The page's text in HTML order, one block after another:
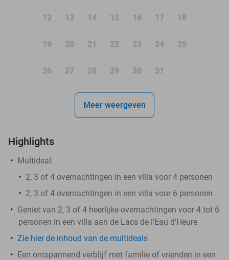
12 13 14 15 16 17 18
19 20 21 22 23 24 25
26 27 28 29 30 31
Meer weergeven
Highlights
Multideal:
​2, 3 of 4 overnachtingen in een villa voor 4 personen
2, 3 of 4 overnachtingen in een villa voor 6 personen
Geniet van 2, 3 of 4 heerlijke overnachtingen voor 4 tot 6
personen in een villa aan de Lacs de l'Eau d'Heure
Zie hier de inhoud van de multideals
Een ontspannend verblijf met familie of vrienden in een